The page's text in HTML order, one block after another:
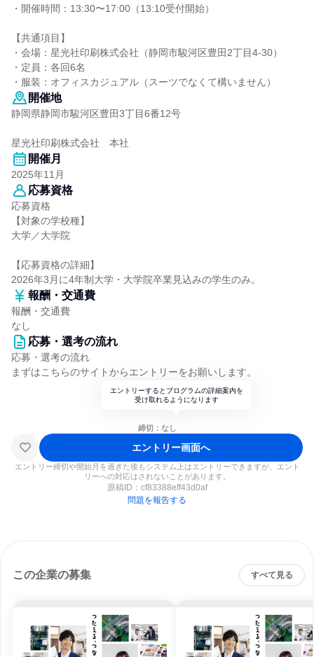
・開催時間：13:30〜17:00（13:10受付開始）
【共通項目】
・会場：星光社印刷株式会社（静岡市駿河区豊田2丁目4-30）
・定員：各回6名
・服装：オフィスカジュアル（スーツでなくて構いません）
開催地
静岡県静岡市駿河区豊田3丁目6番12号
星光社印刷株式会社 本社
開催月
2025年11月
応募資格
応募資格
【対象の学校種】
大学／大学院
【応募資格の詳細】
2026年3月に4年制大学・大学院卒業見込みの学生のみ。
報酬・交通費
報酬・交通費
なし
応募・選考の流れ
応募・選考の流れ
まずはこちらのサイトからエントリーをお願いします。
エントリーするとプログラムの詳細案内を
受け取れるようになります
締切：なし
エントリー画面へ
エントリー締切や開始月を過ぎた後もシステム上はエントリーできますが、エント
リーへの対応はされないことがあります。
原稿ID： cf83388eff43d0af
問題を報告する
この企業の募集 すべて見る